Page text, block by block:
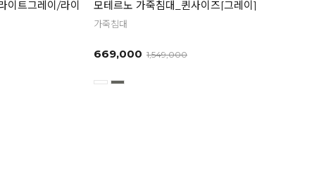
이트그레이/라이트아이보리]모테르노 가죽침대_퀸사이즈[그레이]
가죽침대
669,000 1,549,000